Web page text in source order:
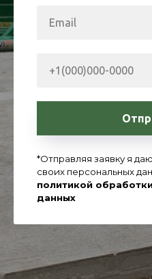
*Отправляя заявку я
своих персональных
политикой
данных